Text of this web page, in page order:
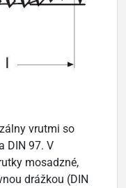
vrutmi so
DIN 97. V
mosadzné,
drážkou (DIN